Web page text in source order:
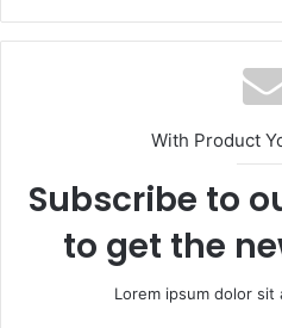
i
e
With Product
Subscribe to
to get the
Lorem ipsum dolor